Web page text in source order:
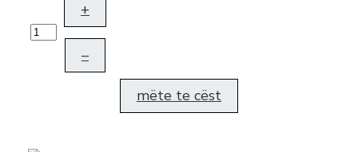
+
–
mëte te cëst